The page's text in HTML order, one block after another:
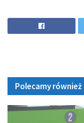
Polecamy również